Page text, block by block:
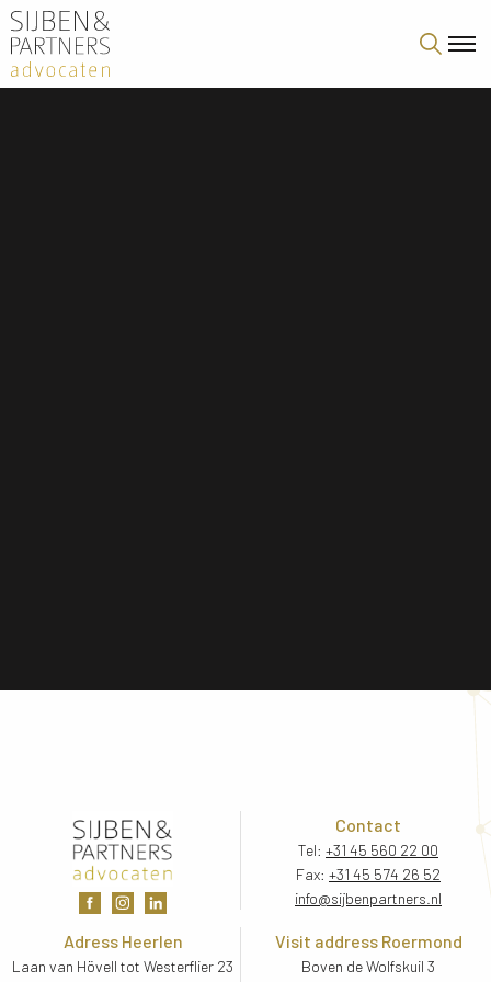
Contact
Tel: +31 45 560 22 00
Fax: +31 45 574 26 52
info@sijbenpartners.nl
Adress Heerlen
Laan van Hövell tot Westerflier 23
Visit address Roermond
Boven de Wolfskuil 3